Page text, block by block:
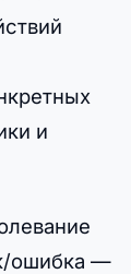
и
ошибка —